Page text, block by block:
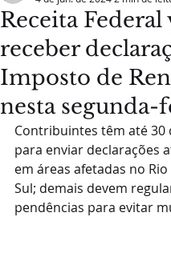
Receita Federal
receber
Imposto de
nesta segunda-
Contribuintes têm até 30
para enviar declarações
em áreas afetadas no
Sul; demais devem
pendências para evitar